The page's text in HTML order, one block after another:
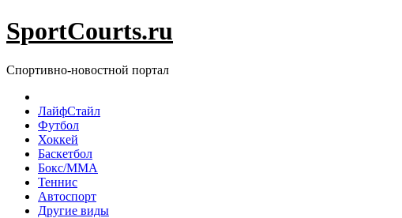
SportCourts.ru
Спортивно-новостной портал
ЛайфСтайл
Футбол
Хоккей
Баскетбол
Бокс/MMA
Теннис
Автоспорт
Другие виды